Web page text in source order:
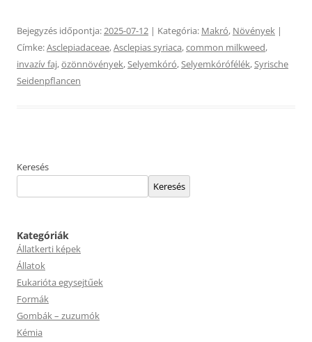
Bejegyzés időpontja:2025-07-12 | Kategória: Makró, Növények |
Címke:Asclepiadaceae,Asclepias syriaca,common milkweed,
invazív faj,özönnövények,Selyemkóró,Selyemkórófélék,Syrische
Seidenpflancen
Keresés
Keresés
Kategóriák
Állatkerti képek
Állatok
Eukarióta egysejtűek
Formák
Gombák – zuzumók
Kémia